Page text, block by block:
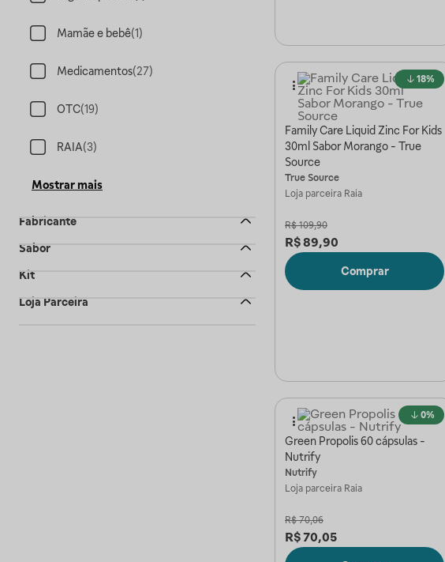
Mamãe e bebê(1)
Medicamentos(27)
OTC(19)
RAIA(3)
Mostrar mais
Fabricante
Sabor
Kit
Loja Parceira
18%
Family Care Liquid Zinc For Kids
30ml Sabor Morango - True
Source
True Source
Loja parceira Raia
R$ 109,90
R$89,90
Comprar
0%
Green Propolis 60 cápsulas -
Nutrify
Nutrify
Loja parceira Raia
R$ 70,06
R$70,05